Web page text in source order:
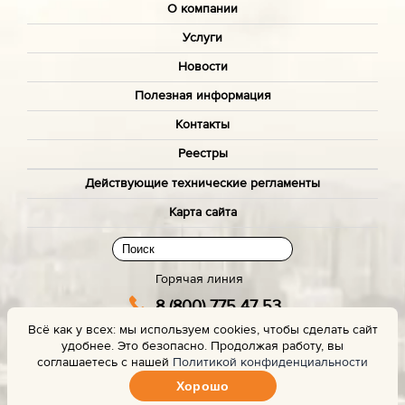
О компании
Услуги
Новости
Полезная информация
Контакты
Реестры
Действующие технические регламенты
Карта сайта
Горячая линия
8 (800) 775 47 53
(звонок бесплатный)
Заказать звонок с сайта
Задать вопрос эксперту
Всё как у всех: мы используем cookies, чтобы сделать сайт
удобнее. Это безопасно. Продолжая работу, вы
соглашаетесь с нашей Политикой конфиденциальности
Хорошо